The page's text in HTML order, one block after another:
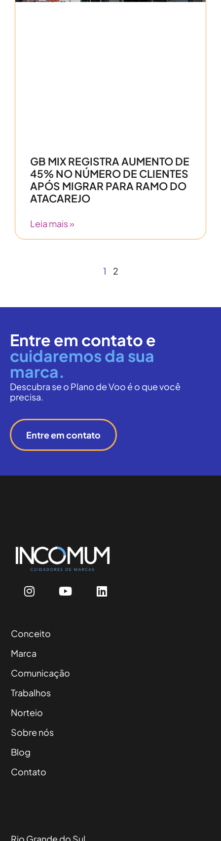
GB MIX REGISTRA AUMENTO DE
45% NO NÚMERO DE CLIENTES
APÓS MIGRAR PARA RAMO DO
ATACAREJO
Leia mais »
1 2
Entre em contato e
cuidaremos da sua
marca.
Descubra se o Plano de Voo é o que você
precisa.
Entre em contato
Conceito
Marca
Comunicação
Trabalhos
Norteio
Sobre nós
Blog
Contato